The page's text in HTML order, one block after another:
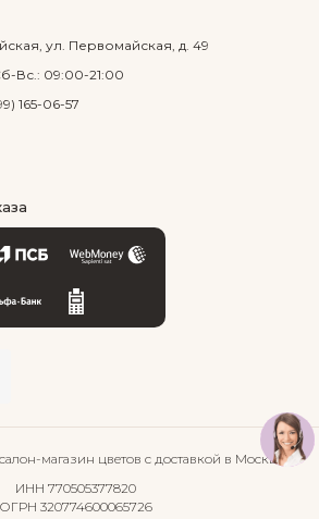
ул. Первомайская, д. 49
Вс.: 09:00-21:00
165-06-57
магазин цветов с доставкой в Москве
ИНН 770505377820
ОГРН 320774600065726